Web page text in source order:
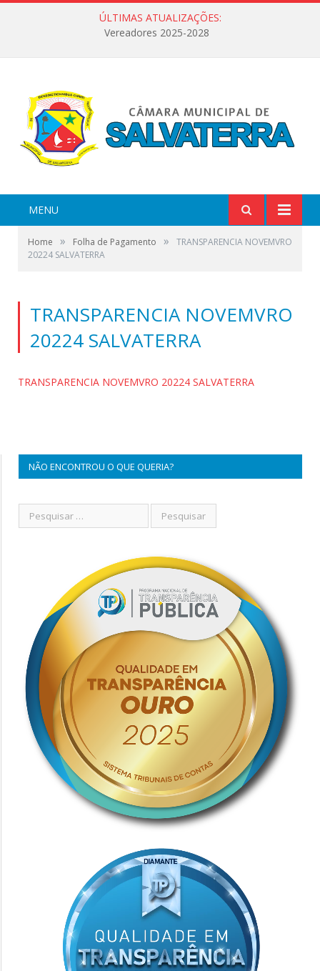
ÚLTIMAS ATUALIZAÇÕES:
Vereadores 2025-2028
MENU
Home » Folha de Pagamento »
TRANSPARENCIA NOVEMVRO
20224 SALVATERRA
TRANSPARENCIA NOVEMVRO
20224 SALVATERRA
TRANSPARENCIA NOVEMVRO 20224 SALVATERRA
NÃO ENCONTROU O QUE QUERIA?